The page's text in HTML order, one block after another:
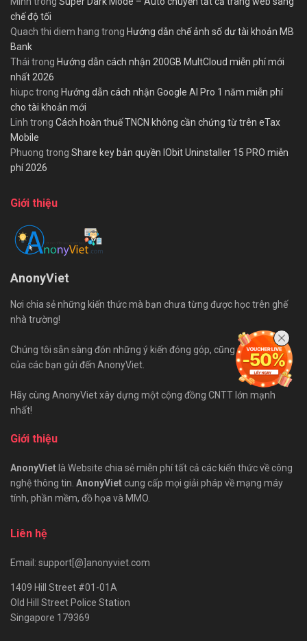
chế độ tối
Quach thi diem hang trong Hướng dẫn chế ảnh số dư tài khoản MB
Bank
Thái trong Hướng dẫn cách nhận 200GB MultCloud miễn phí mới
nhất 2026
hiupctrong Hướng dẫn cách nhận Google AI Pro 1 năm miễn phí
cho tài khoản mới
Linh trong Cách hoàn thuế TNCN không cần chứng từ trên eTax
Mobile
Phuong trong Share key bản quyền IObit Uninstaller 15 PRO miễn
phí 2026
Giới thiệu
AnonyViet
Nơi chia sẻ những kiến thức mà bạn chưa từng được học trên ghế
nhà trường!
Chúng tôi sẵn sàng đón những ý kiến đóng góp, cũng như bài viết
của các bạn gửi đến AnonyViet.
Hãy cùng AnonyViet xây dựng một cộng đồng CNTT lớn mạnh
nhất!
Giới thiệu
AnonyVietlà Website chia sẻ miễn phí tất cả các kiến thức về công
nghệ thông tin. AnonyViet cung cấp mọi giải pháp về mạng máy
tính, phần mềm, đồ họa và MMO.
Liên hệ
Email: support[@]anonyviet.com
1409 Hill Street #01-01A
Old Hill Street Police Station
Singapore 179369